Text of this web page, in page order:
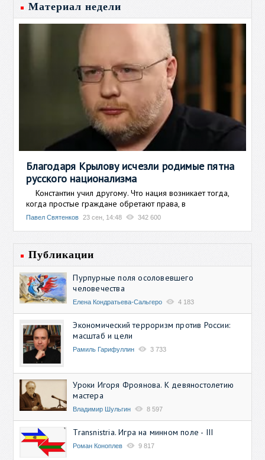
Материал недели
Благодаря Крылову исчезли родимые пятна
русского национализма
Константин учил другому. Что нация возникает тогда,
когда простые граждане обретают права, в
Павел Святенков 23 сен, 14:48 342 600
Публикации
Пурпурные поля осоловевшего
человечества
Елена Кондратьева-Сальгеро 4 183
Экономический терроризм против России:
масштаб и цели
Рамиль Гарифуллин 3 733
Уроки Игоря Фроянова. К девяностолетию
мастера
Владимир Шульгин 8 597
Transnistria. Игра на минном поле - III
Роман Коноплев 9 817